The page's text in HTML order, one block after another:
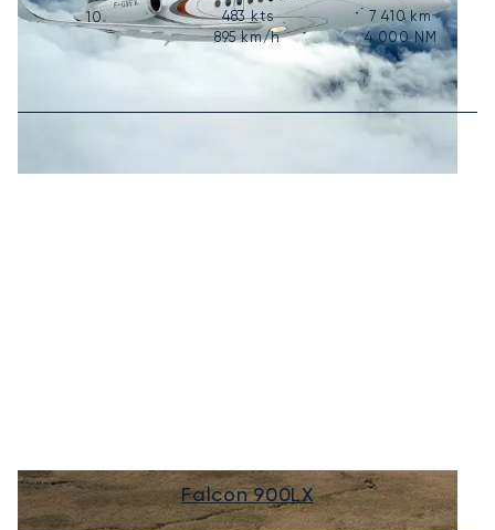
10 483kts
895km/h
7 410km
4 000NM
Falcon 900LX